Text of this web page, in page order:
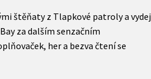
štěňaty z Tlapkové patroly a vydej
za dalším senzačním
her a bezva čtení se